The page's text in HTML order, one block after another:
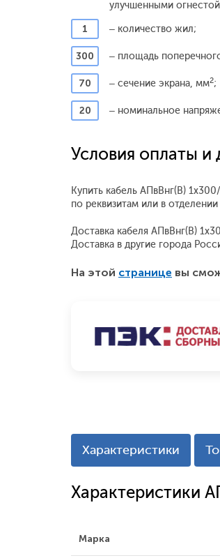
улучшенными
1
– количество жил;
300 – площадь
70 – сечение экрана, мм2;
20 – номинальное
Условия оплаты
Купить кабель АПвВнг(В)
по реквизитам или в
Доставка кабеля АПвВнг(В)
Доставка в другие города
На этой странице вы
Характеристики
Характеристики
Марка